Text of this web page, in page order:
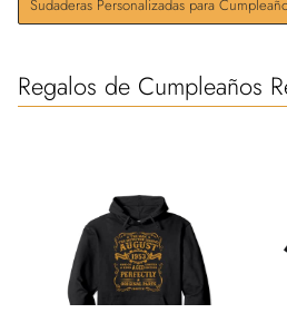
Sudaderas Personalizadas para
Regalos de Cumpleaños